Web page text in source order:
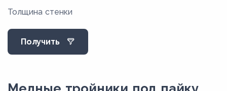
20,4
24
25
Толщина стенки
Получить